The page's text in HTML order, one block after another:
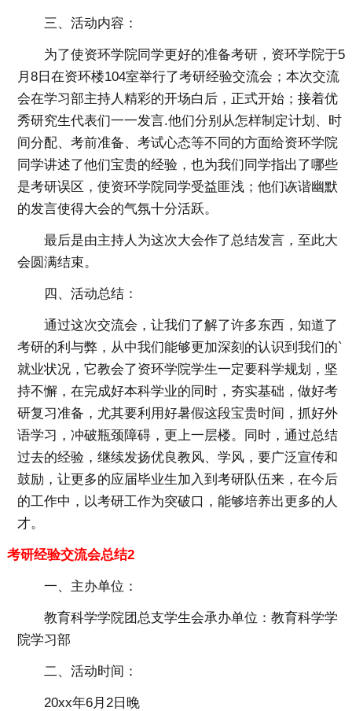
三、活动内容：
为了使资环学院同学更好的准备考研，资环学院于5
月8日在资环楼104室举行了考研经验交流会；本次交流
会在学习部主持人精彩的开场白后，正式开始；接着优
秀研究生代表们一一发言.他们分别从怎样制定计划、时
间分配、考前准备、考试心态等不同的方面给资环学院
同学讲述了他们宝贵的经验，也为我们同学指出了哪些
是考研误区，使资环学院同学受益匪浅；他们诙谐幽默
的发言使得大会的气氛十分活跃。
最后是由主持人为这次大会作了总结发言，至此大
会圆满结束。
四、活动总结：
通过这次交流会，让我们了解了许多东西，知道了
考研的利与弊，从中我们能够更加深刻的认识到我们的`
就业状况，它教会了资环学院学生一定要科学规划，坚
持不懈，在完成好本科学业的同时，夯实基础，做好考
研复习准备，尤其要利用好暑假这段宝贵时间，抓好外
语学习，冲破瓶颈障碍，更上一层楼。同时，通过总结
过去的经验，继续发扬优良教风、学风，要广泛宣传和
鼓励，让更多的应届毕业生加入到考研队伍来，在今后
的工作中，以考研工作为突破口，能够培养出更多的人
才。
考研经验交流会总结2
一、主办单位：
教育科学学院团总支学生会承办单位：教育科学学
院学习部
二、活动时间：
20xx年6月2日晚